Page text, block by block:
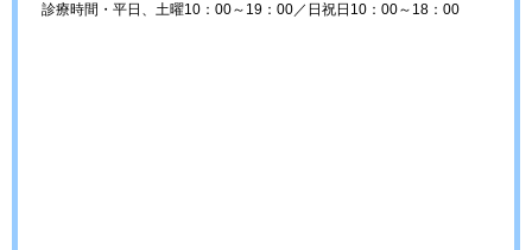
診療時間・平日、土曜10：00～19：00／日祝日10：00～18：00